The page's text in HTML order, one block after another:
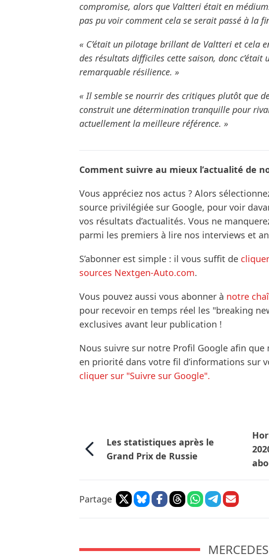
compromise, alors que Valtteri était en
pas pu voir comment cela se serait passé à la
« C’était un pilotage brillant de Valtteri et cela
des résultats difficiles cette saison, donc c’était
remarquable résilience. »
« Il semble se nourrir des critiques plutôt que
construit une détermination tranquille pour
actuellement la meilleure référence. »
Comment suivre au mieux l’actualité de
Vous appréciez nos actus ? Alors
source privilégiée sur Google, pour voir
vos résultats d’actualités. Vous ne
parmi les premiers à lire nos interviews et
S’abonner est simple : il vous suffit de
sources Nextgen-Auto.com.
Vous pouvez aussi vous abonner à notre
pour recevoir en temps réel les "breaking
exclusives avant leur publication !
Nous suivre sur notre Profil Google afin que
en priorité dans votre fil d’informations sur
cliquer sur "Suivre sur Google".
Les statistiques après le
Grand Prix de Russie
Partage